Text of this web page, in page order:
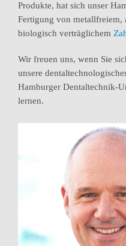
Produkte, hat sich unser
Fertigung von metallfreiem,
biologisch verträglichem
Wir freuen uns, wenn Sie
unsere
Hamburger Dentaltechnik-
lernen.